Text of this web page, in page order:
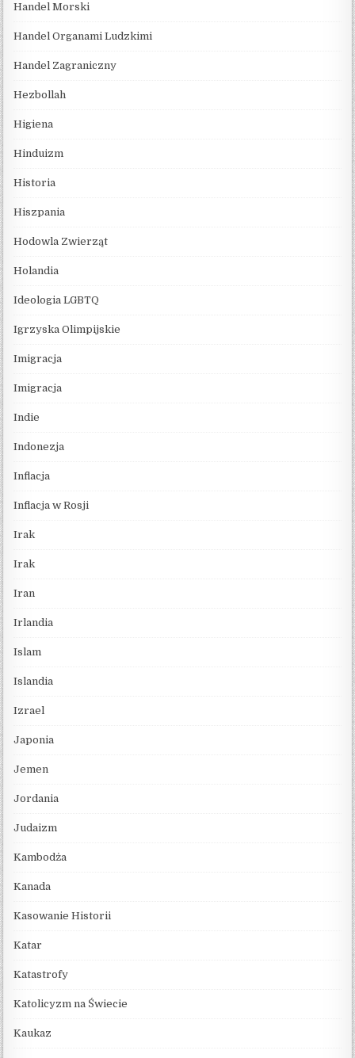
Handel Morski
Handel Organami Ludzkimi
Handel Zagraniczny
Hezbollah
Higiena
Hinduizm
Historia
Hiszpania
Hodowla Zwierząt
Holandia
Ideologia LGBTQ
Igrzyska Olimpijskie
Imigracja
Imigracja
Indie
Indonezja
Inflacja
Inflacja w Rosji
Irak
Irak
Iran
Irlandia
Islam
Islandia
Izrael
Japonia
Jemen
Jordania
Judaizm
Kambodża
Kanada
Kasowanie Historii
Katar
Katastrofy
Katolicyzm na Świecie
Kaukaz